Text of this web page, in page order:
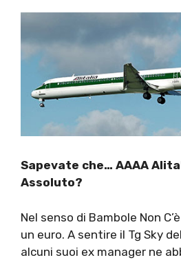
Sapevate che… AAAA
Assoluto?
Nel senso di Bambole Non
un euro. A sentire il Tg Sky
alcuni suoi ex manager ne